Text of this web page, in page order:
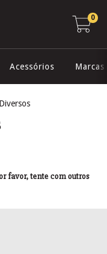
0
Acessórios Marcas
Diversos
favor, tente com outros